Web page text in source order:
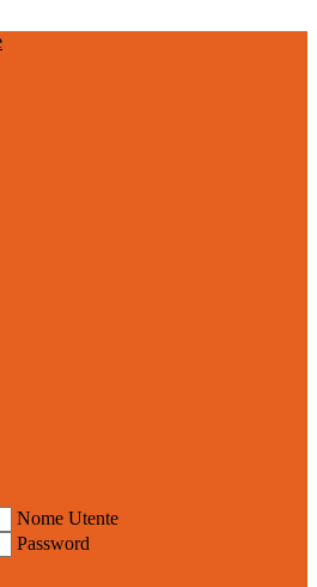
Nome Utente
Password